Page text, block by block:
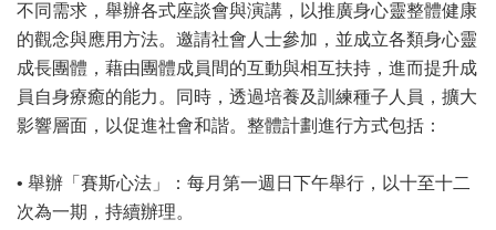
不同需求，舉辦各式座談會與演講，以推廣身心靈整體健康
的觀念與應用方法。邀請社會人士參加，並成立各類身心靈
成長團體，藉由團體成員間的互動與相互扶持，進而提升成
員自身療癒的能力。同時，透過培養及訓練種子人員，擴大
影響層面，以促進社會和諧。整體計劃進行方式包括：
• 舉辦「賽斯心法」：每月第一週日下午舉行，以十至十二
次為一期，持續辦理。